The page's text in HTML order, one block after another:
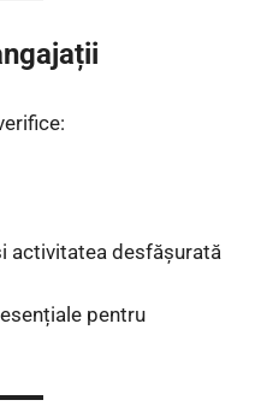
activitatea desfășurată
pentru